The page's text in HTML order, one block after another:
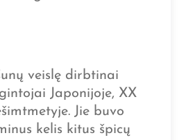
veislę dirbtinai
Japonijoje, XX
Jie buvo
kelis kitus špicų